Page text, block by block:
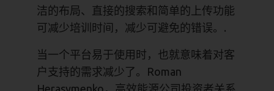
洁的布局、直接的搜索和简单的上传功能
可减少培训时间，减少可避免的错误。.
当一个平台易于使用时，也就意味着对客
户支持的需求减少了。Roman
Herasymenko，高效能源公司投资者关系